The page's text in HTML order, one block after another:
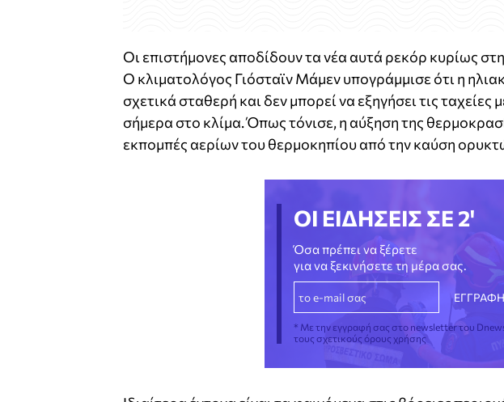
Οι επιστήμονες αποδίδουν τα νέα αυτά ρεκόρ κυρίως
Ο κλιματολόγος Γιόσταϊν Μάμεν υπογράμμισε ότι η
σχετικά σταθερή και δεν μπορεί να εξηγήσει τις
σήμερα στο κλίμα. Όπως τόνισε, η αύξηση της
εκπομπές αερίων του θερμοκηπίου από την καύση
ΟΙ ΕΙΔΗΣΕΙΣ ΣΕ 2'
Όσα πρέπει να ξέρετε
για να ξεκινήσετε τη μέρα σας.
* Με την εγγραφή σας στο newsletter του
τους σχετικούς όρους χρήσης